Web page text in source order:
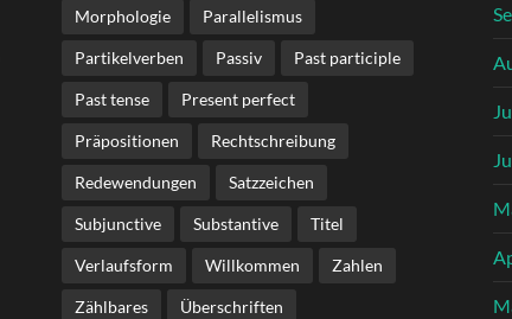
Morphologie Parallelismus
Partikelverben Passiv Past participle
Past tense Present perfect
Präpositionen Rechtschreibung
Redewendungen Satzzeichen
Subjunctive Substantive Titel
Verlaufsform Willkommen Zahlen
Zählbares Überschriften